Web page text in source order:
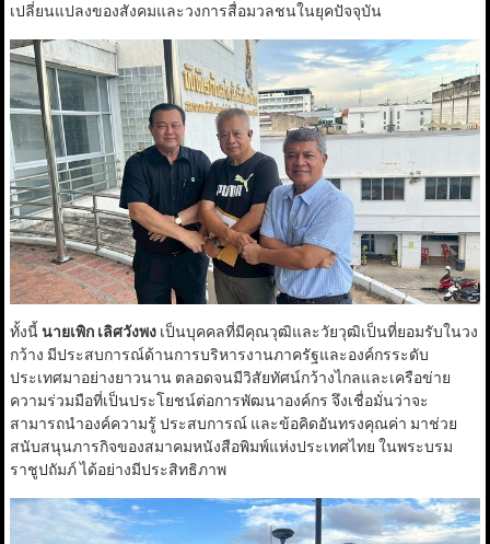
เปลี่ยนแปลงของสังคมและวงการสื่อมวลชนในยุคปัจจุบัน
ทั้งนี้นายเพิก เลิศวังพงเป็นบุคคลที่มีคุณวุฒิและวัยวุฒิเป็นที่ยอมรับในวง
กว้าง มีประสบการณ์ด้านการบริหารงานภาครัฐและองค์กรระดับ
ประเทศมาอย่างยาวนาน ตลอดจนมีวิสัยทัศน์กว้างไกลและเครือข่าย
ความร่วมมือที่เป็นประโยชน์ต่อการพัฒนาองค์กร จึงเชื่อมั่นว่าจะ
สามารถนำองค์ความรู้ ประสบการณ์ และข้อคิดอันทรงคุณค่า มาช่วย
สนับสนุนภารกิจของสมาคมหนังสือพิมพ์แห่งประเทศไทย ในพระบรม
ราชูปถัมภ์ ได้อย่างมีประสิทธิภาพ